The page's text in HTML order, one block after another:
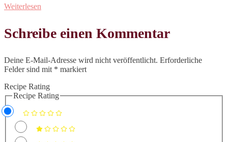
Weiterlesen
Schreibe einen Kommentar
Deine E-Mail-Adresse wird nicht veröffentlicht. Erforderliche
Felder sind mit * markiert
Recipe Rating
Recipe Rating